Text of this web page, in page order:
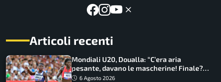
Articoli recenti
Mondiali U20, Doualla: “C’era aria
pesante, davano le mascherine! Finale?
Non ho nulla da perdere”
6 Agosto 2026